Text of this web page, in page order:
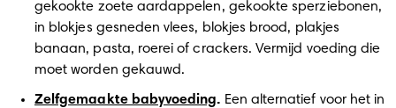
gekookte zoete aardappelen, gekookte sperziebonen,
in blokjes gesneden vlees, blokjes brood, plakjes
banaan, pasta, roerei of crackers. Vermijd voeding die
moet worden gekauwd.
Zelfgemaakte babyvoeding. Een alternatief voor het in